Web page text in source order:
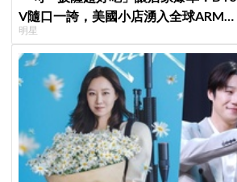
V隨口一誇，美國小店湧入全球ARMY
擠爆
明星